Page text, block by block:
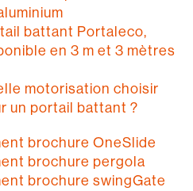
battant Portaleco,
en 3 m et 3 mètres
motorisation choisir
un portail battant ?
brochure OneSlide
brochure pergola
brochure swingGate